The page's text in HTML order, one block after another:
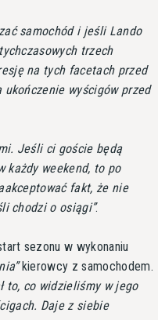
samochód i jeśli Lando
trzech
na tych facetach przed
wyścigów przed
Jeśli ci goście będą
każdy weekend, to po
fakt, że nie
chodzi o osiągi .
sezonu w wykonaniu
kierowcy z samochodem.
to, co widzieliśmy w jego
Daje z siebie